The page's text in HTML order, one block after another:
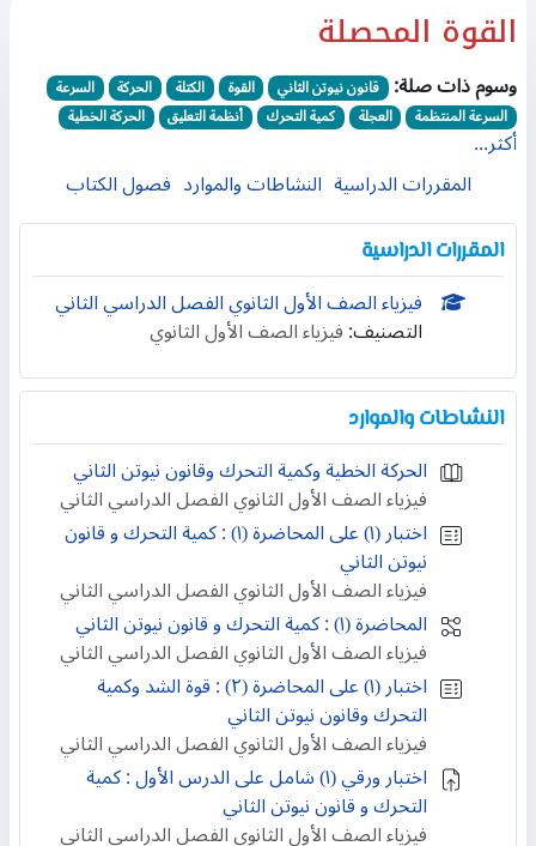
القوة المحصلة
وسوم ذات صلة: قانون نيوتن الثاني القوة الكتلة الحركة
السرعة
السرعة المنتظمة
العجلة كمية التحرك أنظمة التعليق الحركة الخطية
أكثر...
المقررات الدراسية النشاطات والموارد فصول الكتاب
المقررات الدراسية
فيزياء الصف الأول الثانوي الفصل الدراسي الثاني
التصنيف:فيزياء الصف الأول الثانوي
النشاطات والموارد
الحركة الخطية وكمية التحرك وقانون نيوتن الثاني
فيزياء الصف الأول الثانوي الفصل الدراسي الثاني
اختبار (١) على المحاضرة (١) : كمية التحرك و قانون
نيوتن الثاني
فيزياء الصف الأول الثانوي الفصل الدراسي الثاني
المحاضرة (١) : كمية التحرك و قانون نيوتن الثاني
فيزياء الصف الأول الثانوي الفصل الدراسي الثاني
اختبار (١) على المحاضرة (٢) : قوة الشد وكمية
التحرك وقانون نيوتن الثاني
فيزياء الصف الأول الثانوي الفصل الدراسي الثاني
اختبار ورقي (۱) شامل على الدرس الأول : كمية
التحرك و قانون نيوتن الثاني
فيزياء الصف الأول الثانوي الفصل الدراسي الثاني